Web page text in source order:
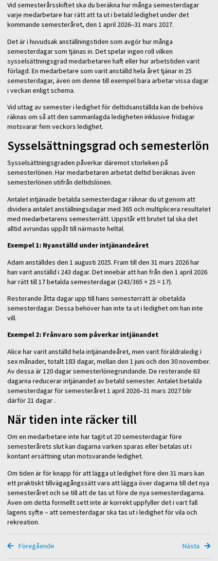
Vid semesterårsskiftet ska du beräkna hur många semesterdagar
varje medarbetare har rätt att ta ut i betald ledighet under det
kommande semesteråret, den 1 april 2026–31 mars 2027.
Det är i huvudsak anställningstiden som avgör hur många
semesterdagar som tjänas in. Det spelar ingen roll vilken
sysselsättningsgrad medarbetaren haft eller hur arbetstiden varit
förlagd. En medarbetare som varit anställd hela året tjänar in 25
semesterdagar, även om denne till exempel bara arbetar vissa dagar
i veckan enligt schema.
Vid uttag av semester i ledighet för deltidsanställda kan de behöva
räknas om så att den sammanlagda ledigheten inklusive fridagar
motsvarar fem veckors ledighet.
Sysselsättningsgrad och semesterlön
Sysselsättningsgraden påverkar däremot storleken på
semesterlönen. Har medarbetaren arbetat deltid beräknas även
semesterlönen utifrån deltidslönen.
Antalet intjänade betalda semesterdagar räknar du ut genom att
dividera antalet anställningsdagar med 365 och multiplicera resultatet
med medarbetarens semesterrätt. Uppstår ett brutet tal ska det
alltid avrundas uppåt till närmaste heltal.
Exempel 1: Nyanställd under intjänandeåret
Adam anställdes den 1 augusti 2025. Fram till den 31 mars 2026 har
han varit anställd i 243 dagar. Det innebär att han från den 1 april 2026
har rätt till 17 betalda semesterdagar (243/365 × 25 = 17).
Resterande åtta dagar upp till hans semesterrätt är obetalda
semesterdagar. Dessa behöver han inte ta ut i ledighet om han inte
vill.
Exempel 2: Frånvaro som påverkar intjänandet
Alice har varit anställd hela intjänandeåret, men varit föräldraledig i
sex månader, totalt 183 dagar, mellan den 1 juni och den 30 november.
Av dessa är 120 dagar semesterlönegrundande. De resterande 63
dagarna reducerar intjänandet av betald semester. Antalet betalda
semesterdagar för semesteråret 1 april 2026–31 mars 2027 blir
därför 21 dagar .
När tiden inte räcker till
Om en medarbetare inte har tagit ut 20 semesterdagar före
semesterårets slut kan dagarna varken sparas eller betalas ut i
kontant ersättning utan motsvarande ledighet.
Om tiden är för knapp för att lägga ut ledighet före den 31 mars kan
ett praktiskt tillvägagångssätt vara att lägga över dagarna till det nya
semesteråret och se till att de tas ut före de nya semesterdagarna.
Även om detta formellt sett inte är korrekt uppfyller det i vart fall
lagens syfte – att semesterdagar ska tas ut i ledighet för vila och
rekreation.
Föregående Nästa